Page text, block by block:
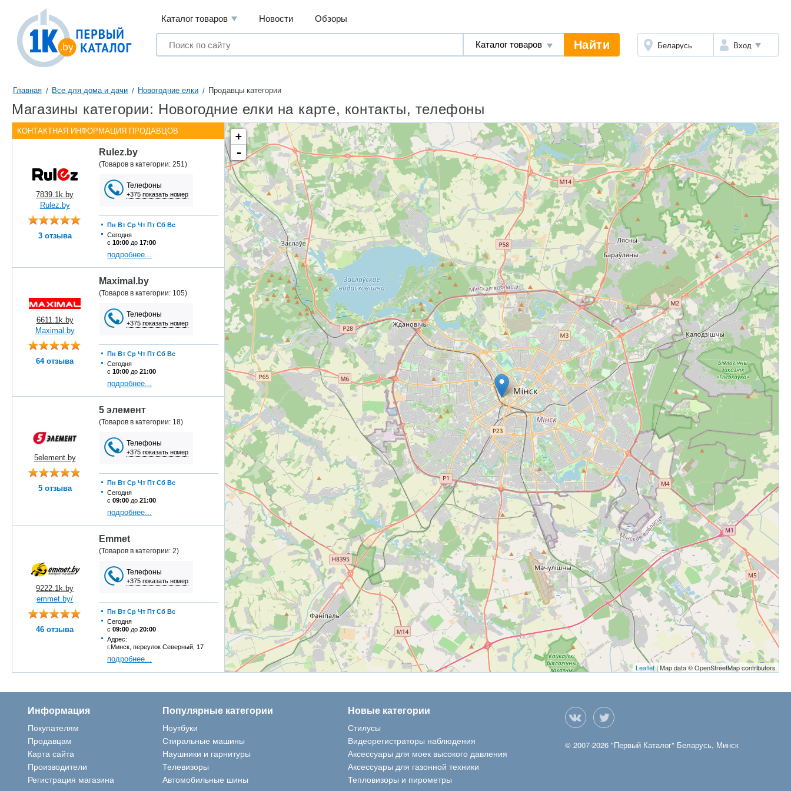
Каталог товаров Новости Обзоры
Найти Беларусь Вход
Главная Все для дома и дачи Новогодние елки Продавцы категории
Магазины категории: Новогодние елки на карте, контакты, телефоны
КОНТАКТНАЯ ИНФОРМАЦИЯ ПРОДАВЦОВ
7839.1k.by
Rulez.by
3 отзыва
Rulez.by
(Товаров в категории: 251)
Телефоны
+375 показать номер
Пн Вт Ср Чт Пт Сб Вс
Сегодня
с10:00 до17:00
подробнее...
6611.1k.by
Maximal.by
64 отзыва
Maximal.by
(Товаров в категории: 105)
Телефоны
+375 показать номер
Пн Вт Ср Чт Пт Сб Вс
Сегодня
с10:00 до21:00
подробнее...
5element.by
5 отзыва
5 элемент
(Товаров в категории: 18)
Телефоны
+375 показать номер
Пн Вт Ср Чт Пт Сб Вс
Сегодня
с09:00 до21:00
подробнее...
9222.1k.by
emmet.by/
46 отзыва
Emmet
(Товаров в категории: 2)
Телефоны
+375 показать номер
Пн Вт Ср Чт Пт Сб Вс
Сегодня
с09:00 до20:00
Адрес:
г.Минск, переулок Северный, 17
подробнее...
+
-
Leaflet| Map data © OpenStreetMap contributors
Информация
Покупателям
Продавцам
Карта сайта
Производители
Регистрация магазина
Популярные категории
Ноутбуки
Стиральные машины
Наушники и гарнитуры
Телевизоры
Автомобильные шины
Новые категории
Стилусы
Видеорегистраторы наблюдения
Аксессуары для моек высокого давления
Аксессуары для газонной техники
Тепловизоры и пирометры
© 2007-2026 "Первый Каталог" Беларусь, Минск